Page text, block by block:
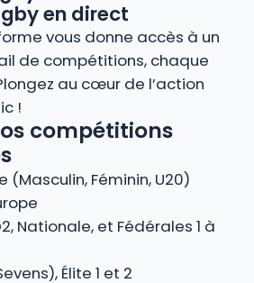
en direct
vous donne accès à un
de compétitions, chaque
au cœur de l’action
!
compétitions
(Masculin, Féminin, U20)
Nationale, et Fédérales 1 à
Élite 1 et 2